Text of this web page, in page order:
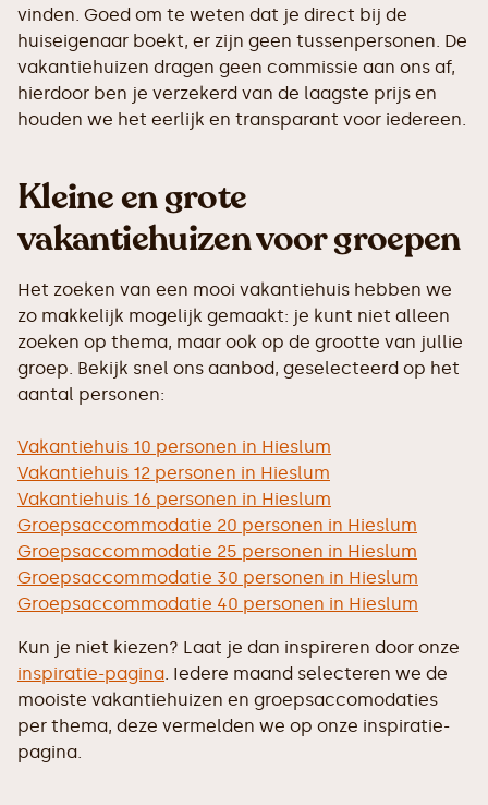
vinden. Goed om te weten dat je direct bij de
huiseigenaar boekt, er zijn geen tussenpersonen. De
vakantiehuizen dragen geen commissie aan ons af,
hierdoor ben je verzekerd van de laagste prijs en
houden we het eerlijk en transparant voor iedereen.
Kleine en grote
vakantiehuizen voor groepen
Het zoeken van een mooi vakantiehuis hebben we
zo makkelijk mogelijk gemaakt: je kunt niet alleen
zoeken op thema, maar ook op de grootte van jullie
groep. Bekijk snel ons aanbod, geselecteerd op het
aantal personen:
Vakantiehuis 10 personen in Hieslum
Vakantiehuis 12 personen in Hieslum
Vakantiehuis 16 personen in Hieslum
Groepsaccommodatie 20 personen in Hieslum
Groepsaccommodatie 25 personen in Hieslum
Groepsaccommodatie 30 personen in Hieslum
Groepsaccommodatie 40 personen in Hieslum
Kun je niet kiezen? Laat je dan inspireren door onze
inspiratie-pagina. Iedere maand selecteren we de
mooiste vakantiehuizen en groepsaccomodaties
per thema, deze vermelden we op onze inspiratie-
pagina.